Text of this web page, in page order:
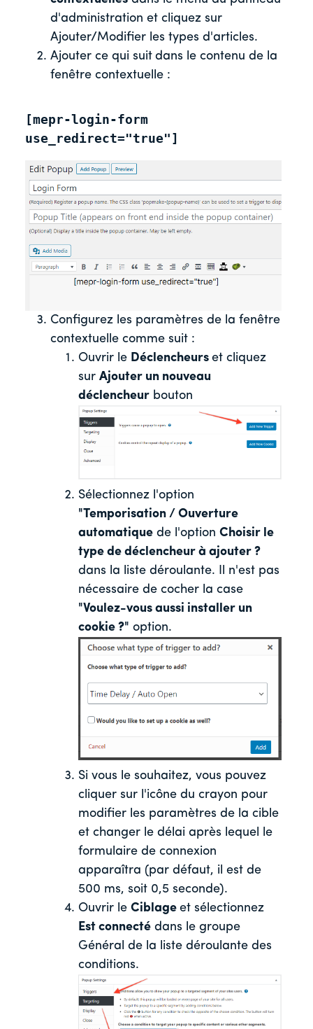
d'administration et cliquez sur
Ajouter/Modifier les types d'articles.
Ajouter ce qui suit dans le contenu de la
fenêtre contextuelle :
[mepr-login-form
use_redirect="true"]
Configurez les paramètres de la fenêtre
contextuelle comme suit :
Ouvrir le Déclencheurs et cliquez
sur Ajouter un nouveau
déclencheur bouton
Sélectionnez l'option
"Temporisation / Ouverture
automatique de l'option Choisir le
type de déclencheur à ajouter ?
dans la liste déroulante. Il n'est pas
nécessaire de cocher la case
"Voulez-vous aussi installer un
cookie ?" option.
Si vous le souhaitez, vous pouvez
cliquer sur l'icône du crayon pour
modifier les paramètres de la cible
et changer le délai après lequel le
formulaire de connexion
apparaîtra (par défaut, il est de
500 ms, soit 0,5 seconde).
Ouvrir le Ciblage et sélectionnez
Est connecté dans le groupe
Général de la liste déroulante des
conditions.